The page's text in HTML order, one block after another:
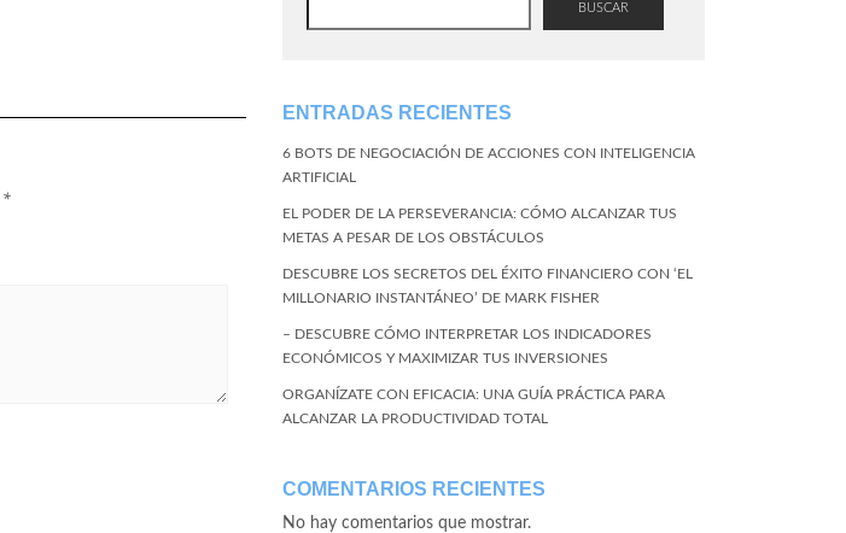
*
BUSCAR
ENTRADAS RECIENTES
6 BOTS DE NEGOCIACIÓN DE ACCIONES CON INTELIGENCIA
ARTIFICIAL
EL PODER DE LA PERSEVERANCIA: CÓMO ALCANZAR TUS
METAS A PESAR DE LOS OBSTÁCULOS
DESCUBRE LOS SECRETOS DEL ÉXITO FINANCIERO CON ‘EL
MILLONARIO INSTANTÁNEO’ DE MARK FISHER
– DESCUBRE CÓMO INTERPRETAR LOS INDICADORES
ECONÓMICOS Y MAXIMIZAR TUS INVERSIONES
ORGANÍZATE CON EFICACIA: UNA GUÍA PRÁCTICA PARA
ALCANZAR LA PRODUCTIVIDAD TOTAL
COMENTARIOS RECIENTES
No hay comentarios que mostrar.